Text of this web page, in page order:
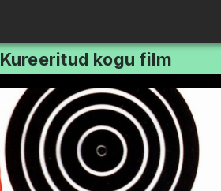
Kureeritud kogu film